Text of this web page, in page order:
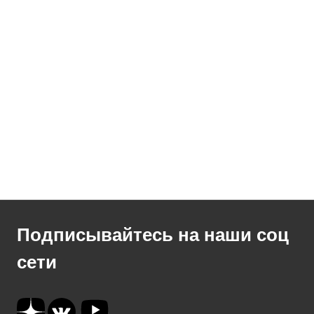
Подписывайтесь на наши соц
сети